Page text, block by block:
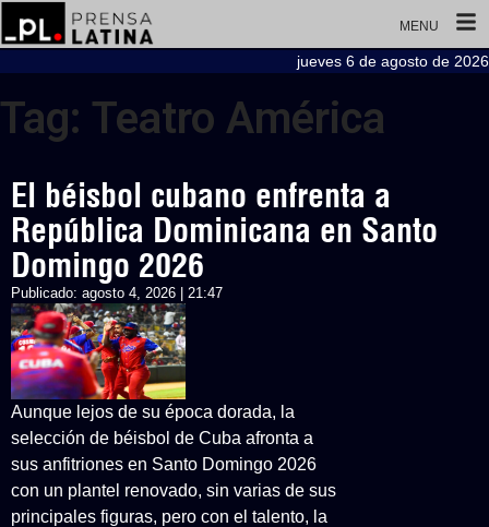
MENU
jueves 6 de agosto de 2026
Tag: Teatro América
El béisbol cubano enfrenta a
República Dominicana en Santo
Domingo 2026
Publicado: agosto 4, 2026 | 21:47
Aunque lejos de su época dorada, la
selección de béisbol de Cuba afronta a
sus anfitriones en Santo Domingo 2026
con un plantel renovado, sin varias de sus
principales figuras, pero con el talento, la